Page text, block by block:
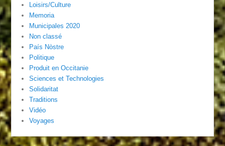
Loisirs/Culture
Memoria
Municipales 2020
Non classé
País Nòstre
Politique
Produit en Occitanie
Sciences et Technologies
Solidaritat
Traditions
Vidéo
Voyages